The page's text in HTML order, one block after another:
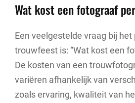
Wat kost een fotograaf
Een veelgestelde vraag bij het
trouwfeest is: “Wat kost een
De kosten van een
variëren afhankelijk van
zoals ervaring, kwaliteit van